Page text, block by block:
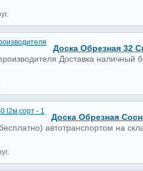
Доска Обрезная 32
Доставка
Доска Обрезная
автотранспортом на